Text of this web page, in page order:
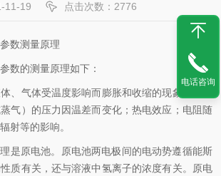
11-19 点击次数：2776
数测量原理
数的测量原理如下：
、气体受温度影响而膨胀和收缩的现象；在定
气）的压力因温差而变化；热电效应；电阻随
射等的影响。
是原电池。原电池两电极间的电动势遵循能斯
质有关，还与溶液中氢离子的浓度有关。原电
电话咨询